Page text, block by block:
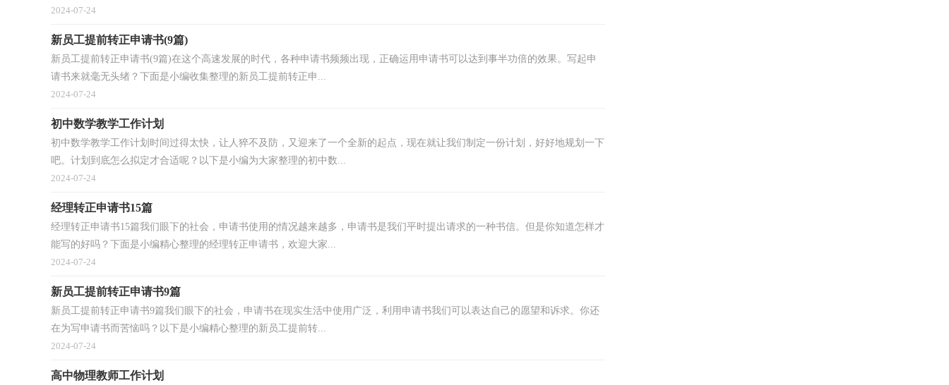
2024-07-24
新员工提前转正申请书(9篇)
新员工提前转正申请书(9篇)在这个高速发展的时代，各种申请书频频出现，正确运用申请书可以达到事半功倍的效果。写起申
请书来就毫无头绪？下面是小编收集整理的新员工提前转正申...
2024-07-24
初中数学教学工作计划
初中数学教学工作计划时间过得太快，让人猝不及防，又迎来了一个全新的起点，现在就让我们制定一份计划，好好地规划一下
吧。计划到底怎么拟定才合适呢？以下是小编为大家整理的初中数...
2024-07-24
经理转正申请书15篇
经理转正申请书15篇我们眼下的社会，申请书使用的情况越来越多，申请书是我们平时提出请求的一种书信。但是你知道怎样才
能写的好吗？下面是小编精心整理的经理转正申请书，欢迎大家...
2024-07-24
新员工提前转正申请书9篇
新员工提前转正申请书9篇我们眼下的社会，申请书在现实生活中使用广泛，利用申请书我们可以表达自己的愿望和诉求。你还
在为写申请书而苦恼吗？以下是小编精心整理的新员工提前转...
2024-07-24
高中物理教师工作计划